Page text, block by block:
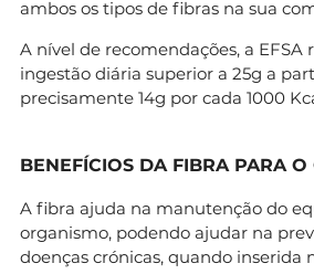
ambos os tipos de fibras na sua
A nível de recomendações, a
ingestão diária superior a 25g a
precisamente 14g por cada 1000
BENEFÍCIOS DA FIBRA PARA O
A fibra ajuda na manutenção do
organismo, podendo ajudar na
doenças crónicas, quando inserida